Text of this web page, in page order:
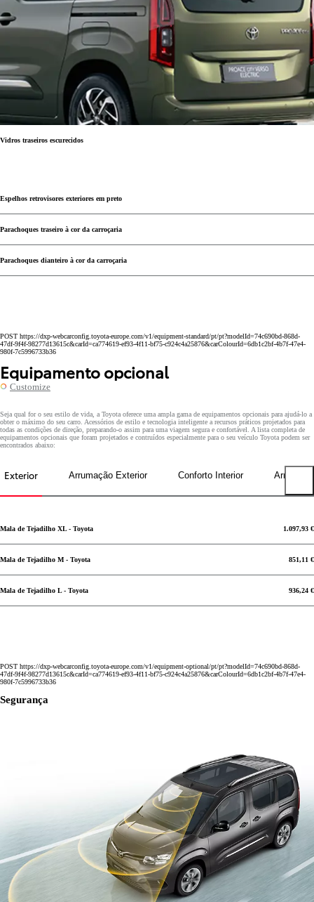
Vidros traseiros escurecidos
Espelhos retrovisores exteriores em preto
Parachoques traseiro à cor da carroçaria
Parachoques dianteiro à cor da carroçaria
POST https://dxp-webcarconfig.toyota-europe.com/v1/equipment-standard/pt/pt?modelId=74c690bd-868d-
47df-9f4f-98277d13615c&carId=ca774619-ef93-4f11-bf75-c924c4a25876&carColourId=6db1c2bf-4b7f-47e4-
980f-7c5996733b36
Equipamento opcional
Customize
Seja qual for o seu estilo de vida, a Toyota oferece uma ampla gama de equipamentos opcionais para ajudá-lo a
obter o máximo do seu carro. Acessórios de estilo e tecnologia inteligente a recursos práticos projetados para
todas as condições de direção, preparando-o assim para uma viagem segura e confortável. A lista completa de
equipamentos opcionais que foram projetados e contruídos especialmente para o seu veículo Toyota podem ser
encontrados abaixo:
Exterior Arrumação Exterior Conforto Interior Previous tabs
Mala de Tejadilho XL - Toyota 1.097,93 €
Mala de Tejadilho M - Toyota 851,11 €
Mala de Tejadilho L - Toyota 936,24 €
POST https://dxp-webcarconfig.toyota-europe.com/v1/equipment-optional/pt/pt?modelId=74c690bd-868d-
47df-9f4f-98277d13615c&carId=ca774619-ef93-4f11-bf75-c924c4a25876&carColourId=6db1c2bf-4b7f-47e4-
980f-7c5996733b36
Segurança